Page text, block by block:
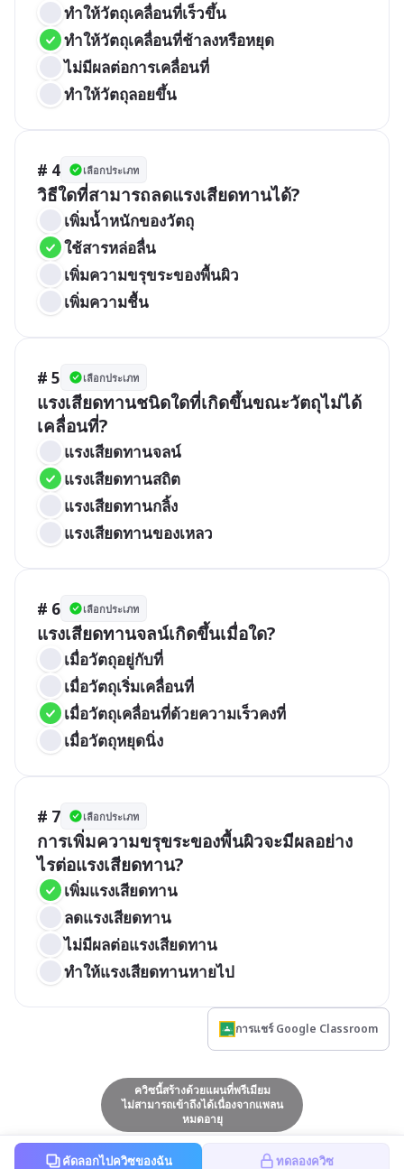
ทำให้วัตถุเคลื่อนที่เร็วขึ้น
ทำให้วัตถุเคลื่อนที่ช้าลงหรือหยุด
ไม่มีผลต่อการเคลื่อนที่
ทำให้วัตถุลอยขึ้น
# 4 เลือกประเภท
วิธีใดที่สามารถลดแรงเสียดทานได้?
เพิ่มน้ำหนักของวัตถุ
ใช้สารหล่อลื่น
เพิ่มความขรุขระของพื้นผิว
เพิ่มความชื้น
# 5 เลือกประเภท
แรงเสียดทานชนิดใดที่เกิดขึ้นขณะวัตถุไม่ได้
เคลื่อนที่?
แรงเสียดทานจลน์
แรงเสียดทานสถิต
แรงเสียดทานกลิ้ง
แรงเสียดทานของเหลว
# 6 เลือกประเภท
แรงเสียดทานจลน์เกิดขึ้นเมื่อใด?
เมื่อวัตถุอยู่กับที่
เมื่อวัตถุเริ่มเคลื่อนที่
เมื่อวัตถุเคลื่อนที่ด้วยความเร็วคงที่
เมื่อวัตถุหยุดนิ่ง
# 7 เลือกประเภท
การเพิ่มความขรุขระของพื้นผิวจะมีผลอย่าง
ไรต่อแรงเสียดทาน?
เพิ่มแรงเสียดทาน
ลดแรงเสียดทาน
ไม่มีผลต่อแรงเสียดทาน
ทำให้แรงเสียดทานหายไป
การแชร์ Google Classroom
ควิซนี้สร้างด้วยแผนที่พรีเมียม
ไม่สามารถเข้าถึงได้เนื่องจากแพลน
หมดอายุ
คัดลอกไปควิซของฉัน ทดลองควิซ